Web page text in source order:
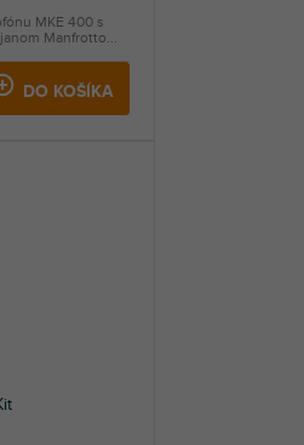
DO KOŠÍKA
MKE 400 s
Manfrotto...